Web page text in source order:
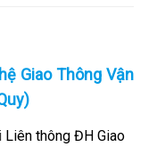
Giao Thông Vận
Liên thông ĐH Giao